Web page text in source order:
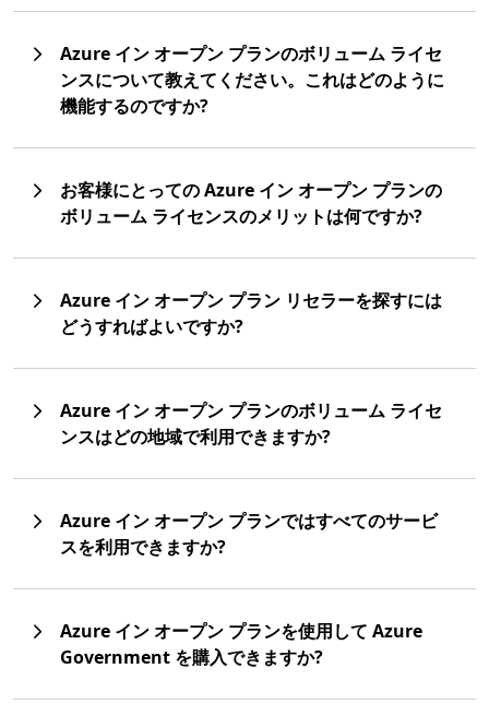
Azure イン オープン プランのボリューム ライセ
ンスについて教えてください。これはどのように
機能するのですか?
お客様にとっての Azure イン オープン プランの
ボリューム ライセンスのメリットは何ですか?
Azure イン オープン プラン リセラーを探すには
どうすればよいですか?
Azure イン オープン プランのボリューム ライセ
ンスはどの地域で利用できますか?
Azure イン オープン プランではすべてのサービ
スを利用できますか?
Azure イン オープン プランを使用して Azure
Government を購入できますか?